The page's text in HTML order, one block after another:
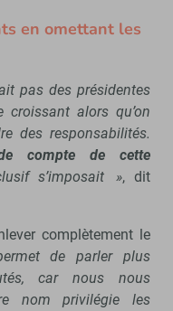
en omettant les
pas des présidentes
croissant alors qu’on
des responsabilités.
compte de cette
s’imposait », dit
complètement le
de parler plus
car nous nous
nom privilégie les